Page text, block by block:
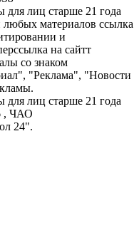
для лиц старше 21 года
материалов ссылка
и
на сайтт
со знаком
"Реклама", "Новости
для лиц старше 21 года
, ЧАО
24".